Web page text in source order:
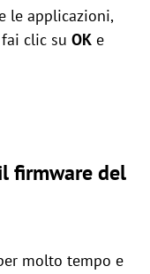
le applicazioni,
fai clic su OK e
firmware del
molto tempo e